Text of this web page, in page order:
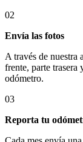
02
Envía las fotos
A través de nuestra
frente, parte trasera
odómetro.
03
Reporta tu